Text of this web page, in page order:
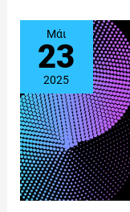
Μάι
23
2025